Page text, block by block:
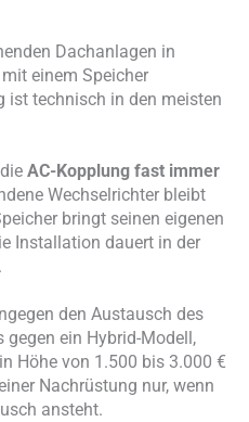
Dachanlagen in
einem Speicher
ist technisch in den meisten
AC-Kopplung fast immer
Wechselrichter bleibt
bringt seinen eigenen
Installation dauert in der
den Austausch des
gegen ein Hybrid-Modell,
Höhe von 1.500 bis 3.000 €
Nachrüstung nur, wenn
ansteht.